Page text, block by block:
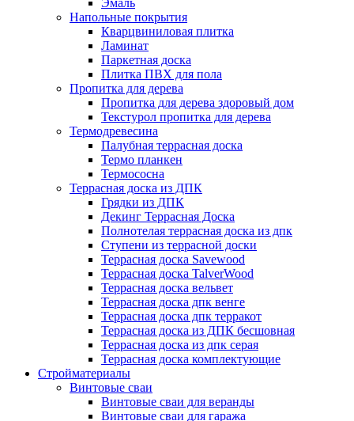
Эмаль
Напольные покрытия
Кварцвиниловая плитка
Ламинат
Паркетная доска
Плитка ПВХ для пола
Пропитка для дерева
Пропитка для дерева здоровый дом
Текстурол пропитка для дерева
Термодревесина
Палубная террасная доска
Термо планкен
Термососна
Террасная доска из ДПК
Грядки из ДПК
Декинг Террасная Доска
Полнотелая террасная доска из дпк
Ступени из террасной доски
Террасная доска Savewood
Террасная доска TalverWood
Террасная доска вельвет
Террасная доска дпк венге
Террасная доска дпк терракот
Террасная доска из ДПК бесшовная
Террасная доска из дпк серая
Террасная доска комплектующие
Стройматериалы
Винтовые сваи
Винтовые сваи для веранды
Винтовые сваи для гаража